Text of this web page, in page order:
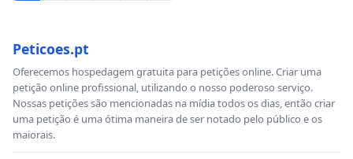
Peticoes.pt
Oferecemos hospedagem gratuita para petições online. Criar uma
petição online profissional, utilizando o nosso poderoso serviço.
Nossas petições são mencionadas na mídia todos os dias, então criar
uma petição é uma ótima maneira de ser notado pelo público e os
maiorais.